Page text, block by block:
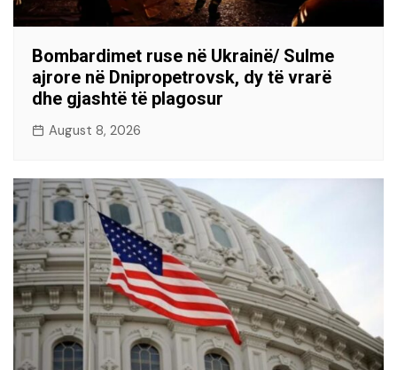
Bombardimet ruse në Ukrainë/ Sulme
ajrore në Dnipropetrovsk, dy të vrarë
dhe gjashtë të plagosur
August 8, 2026